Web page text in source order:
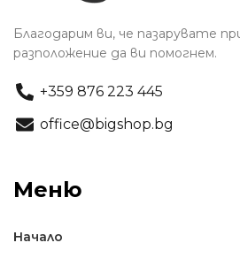
Благодарим ви, че пазарувате
разположение да ви помогнем.
+359 876 223 445
office@bigshop.bg
Меню
Начало